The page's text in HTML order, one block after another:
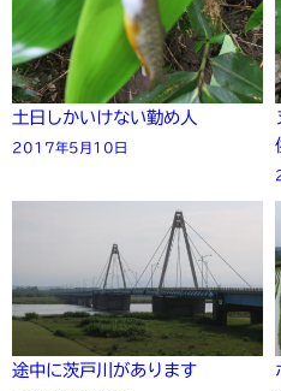
土日しかいけない勤め人
2017年5月10日
途中に茨戸川があります